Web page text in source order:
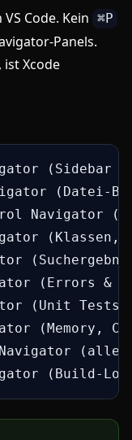
Code. Kein ⌘P
Panels.
Xcode
(Sidebar
(Datei-
Navigator
(Klassen,
(Errors &
(Unit Tests)
(Memory, CPU
(alle
(Build-